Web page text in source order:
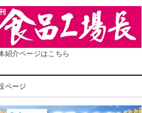
紹介ページはこちら
ページ